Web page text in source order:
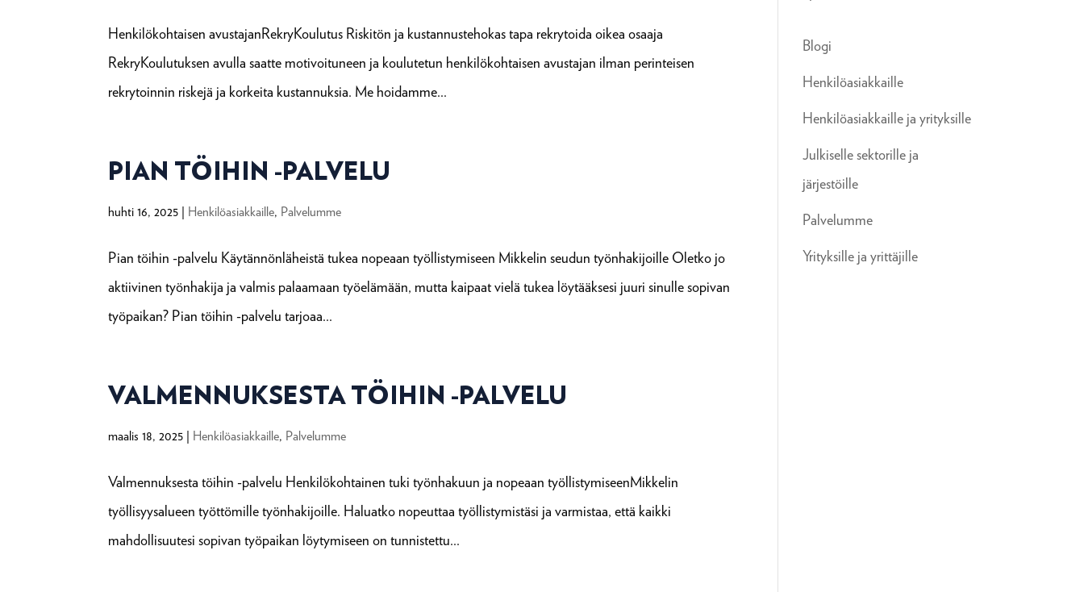
Henkilökohtaisen avustajanRekryKoulutus Riskitön ja kustannustehokas tapa rekrytoida oikea osaaja
RekryKoulutuksen avulla saatte motivoituneen ja koulutetun henkilökohtaisen avustajan ilman perinteisen
rekrytoinnin riskejä ja korkeita kustannuksia. Me hoidamme...
PIAN TÖIHIN -PALVELU
huhti 16, 2025 | Henkilöasiakkaille, Palvelumme
Pian töihin -palvelu Käytännönläheistä tukea nopeaan työllistymiseen Mikkelin seudun työnhakijoille Oletko jo
aktiivinen työnhakija ja valmis palaamaan työelämään, mutta kaipaat vielä tukea löytääksesi juuri sinulle sopivan
työpaikan? Pian töihin -palvelu tarjoaa...
VALMENNUKSESTA TÖIHIN -PALVELU
maalis 18, 2025 | Henkilöasiakkaille, Palvelumme
Valmennuksesta töihin -palvelu Henkilökohtainen tuki työnhakuun ja nopeaan työllistymiseenMikkelin
työllisyysalueen työttömille työnhakijoille. Haluatko nopeuttaa työllistymistäsi ja varmistaa, että kaikki
mahdollisuutesi sopivan työpaikan löytymiseen on tunnistettu...
Blogi
Henkilöasiakkaille
Henkilöasiakkaille ja yrityksille
Julkiselle sektorille ja
järjestöille
Palvelumme
Yrityksille ja yrittäjille